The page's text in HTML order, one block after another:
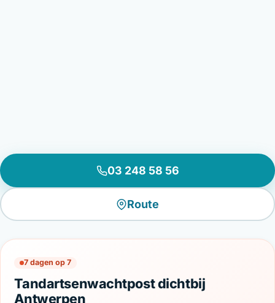
03 248 58 56
Route
7 dagen op 7
Tandartsenwachtpost dichtbij
Antwerpen